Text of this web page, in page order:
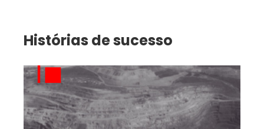
Histórias de sucesso